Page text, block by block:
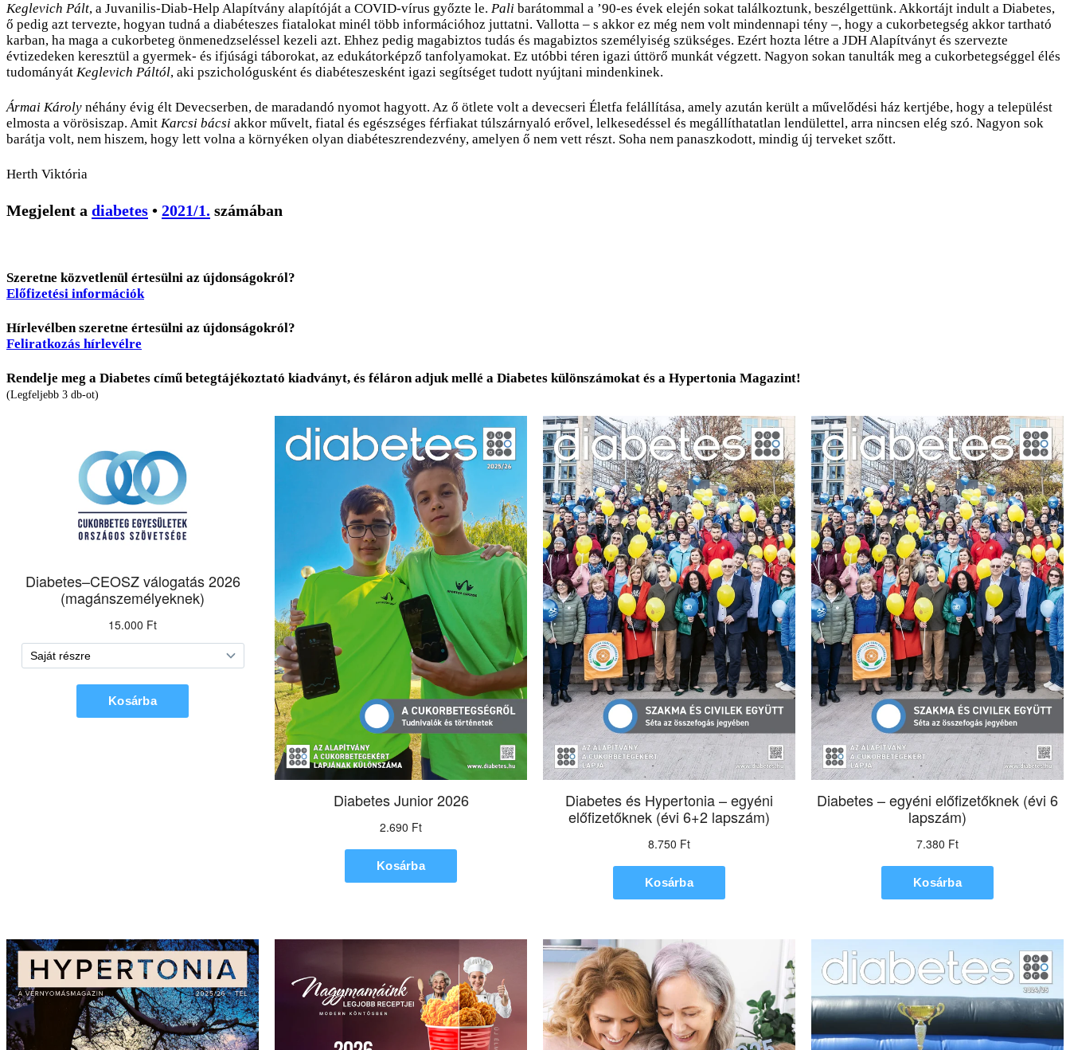
Keglevich Pált, a Juvanilis-Diab-Help Alapítvány alapítóját a COVID-vírus győzte le. Pali barátommal a ’90-es évek elején sokat találkoztunk, beszélgettünk. Akkortájt indult a Diabetes,
ő pedig azt tervezte, hogyan tudná a diabéteszes fiatalokat minél több információhoz juttatni. Vallotta – s akkor ez még nem volt mindennapi tény –, hogy a cukorbetegség akkor tartható
karban, ha maga a cukorbeteg önmenedzseléssel kezeli azt. Ehhez pedig magabiztos tudás és magabiztos személyiség szükséges. Ezért hozta létre a JDH Alapítványt és szervezte
évtizedeken keresztül a gyermek- és ifjúsági táborokat, az edukátorképző tanfolyamokat. Ez utóbbi téren igazi úttörő munkát végzett. Nagyon sokan tanulták meg a cukorbetegséggel élés
tudományát Keglevich Páltól, aki pszichológusként és diabéteszesként igazi segítséget tudott nyújtani mindenkinek.
Ármai Károly néhány évig élt Devecserben, de maradandó nyomot hagyott. Az ő ötlete volt a devecseri Életfa felállítása, amely azután került a művelődési ház kertjébe, hogy a települést
elmosta a vörösiszap. Amit Karcsi bácsi akkor művelt, fiatal és egészséges férfiakat túlszárnyaló erővel, lelkesedéssel és megállíthatatlan lendülettel, arra nincsen elég szó. Nagyon sok
barátja volt, nem hiszem, hogy lett volna a környéken olyan diabéteszrendezvény, amelyen ő nem vett részt. Soha nem panaszkodott, mindig új terveket szőtt.
Herth Viktória
Megjelent a diabetes • 2021/1. számában
Szeretne közvetlenül értesülni az újdonságokról?
Előfizetési információk
Hírlevélben szeretne értesülni az újdonságokról?
Feliratkozás hírlevélre
Rendelje meg a Diabetes című betegtájékoztató kiadványt, és féláron adjuk mellé a Diabetes különszámokat és a Hypertonia Magazint!
(Legfeljebb 3 db-ot)